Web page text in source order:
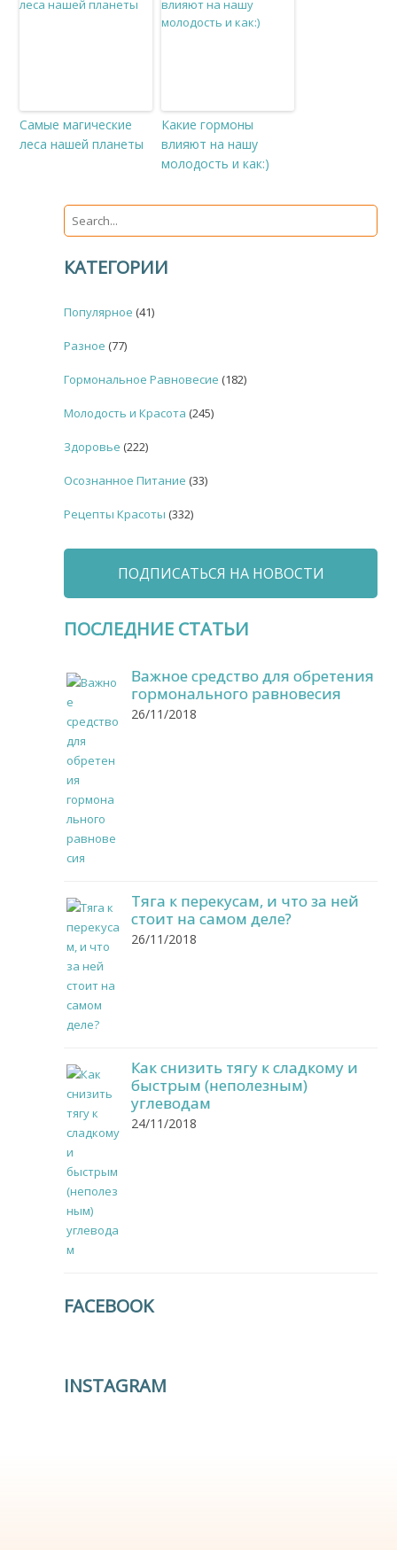
Самые магические
леса нашей планеты
Какие гормоны
влияют на нашу
молодость и как:)
КАТЕГОРИИ
Популярное (41)
Разное (77)
Гормональное Равновесие (182)
Молодость и Красота (245)
Здоровье (222)
Осознанное Питание (33)
Рецепты Красоты (332)
ПОДПИСАТЬСЯ НА НОВОСТИ
ПОСЛЕДНИЕ СТАТЬИ
Важное средство для обретения
гормонального равновесия
26/11/2018
Тяга к перекусам, и что за ней
стоит на самом деле?
26/11/2018
Как снизить тягу к сладкому и
быстрым (неполезным)
углеводам
24/11/2018
FACEBOOK
INSTAGRAM